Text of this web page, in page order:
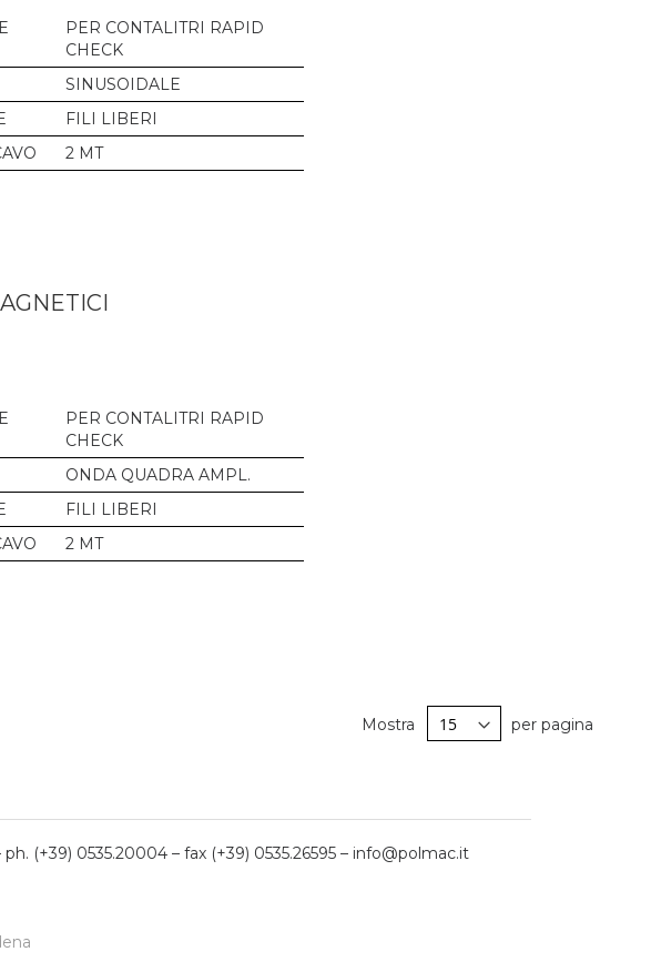
PER CONTALITRI RAPID
CHECK
SINUSOIDALE
FILI LIBERI
2 MT
PER CONTALITRI RAPID
CHECK
ONDA QUADRA AMPL.
FILI LIBERI
2 MT
Mostra per pagina
(+39) 0535.20004 – fax (+39) 0535.26595 – info@polmac.it